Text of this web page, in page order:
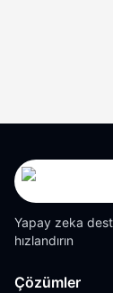
Yapay zeka
hızlandırın
Çözümler